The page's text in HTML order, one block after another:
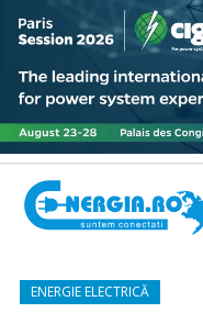
ENERGIE ELECTRICĂ